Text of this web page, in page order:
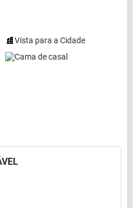
Vista para a Cidade
Cama de casal